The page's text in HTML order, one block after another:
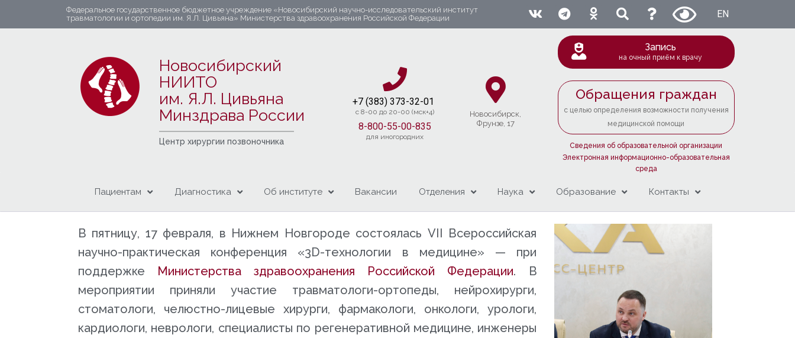
Федеральное государственное бюджетное учреждение «Новосибирский научно-исследовательский институт
травматологии и ортопедии им. Я.Л. Цивьяна» Министерства здравоохранения Российской Федерации
EN
Новосибирский
НИИТО
им. Я.Л. Цивьяна
Минздрава России
Центр хирургии позвоночника
+7 (383) 373-32-01​
c 8-00 до 20-00 (мск+4)
8-800-55-00-835
для иногородних
Новосибирcк,
Фрунзе, 17
Запись
на очный приём к врачу
Обращения граждан
с целью определения возможности получения
медицинской помощи
Сведения об образовательной организации
Электронная информационно-образовательная
среда
Пациентам Диагностика Об институте Вакансии Отделения Наука Образование Контакты
В пятницу, 17 февраля, в Нижнем Новгороде состоялась VII Всероссийская
научно-практическая конференция «3D-технологии в медицине» — при
поддержке Министерства здравоохранения Российской Федерации. В
мероприятии приняли участие травматологи-ортопеды, нейрохирурги,
стоматологи, челюстно-лицевые хирурги, фармакологи, онкологи, урологи,
кардиологи, неврологи, специалисты по регенеративной медицине, инженеры